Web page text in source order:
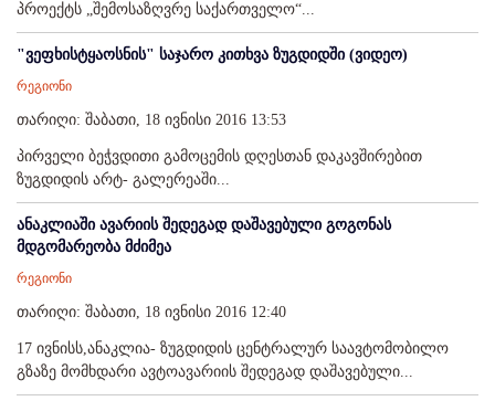
პროექტს „შემოსაზღვრე საქართველო“...
"ვეფხისტყაოსნის" საჯარო კითხვა ზუგდიდში (ვიდეო)
რეგიონი
თარიღი: შაბათი, 18 ივნისი 2016 13:53
პირველი ბეჭვდითი გამოცემის დღესთან დაკავშირებით
ზუგდიდის არტ- გალერეაში...
ანაკლიაში ავარიის შედეგად დაშავებული გოგონას
მდგომარეობა მძიმეა
რეგიონი
თარიღი: შაბათი, 18 ივნისი 2016 12:40
17 ივნისს,ანაკლია- ზუგდიდის ცენტრალურ საავტომობილო
გზაზე მომხდარი ავტოავარიის შედეგად დაშავებული...